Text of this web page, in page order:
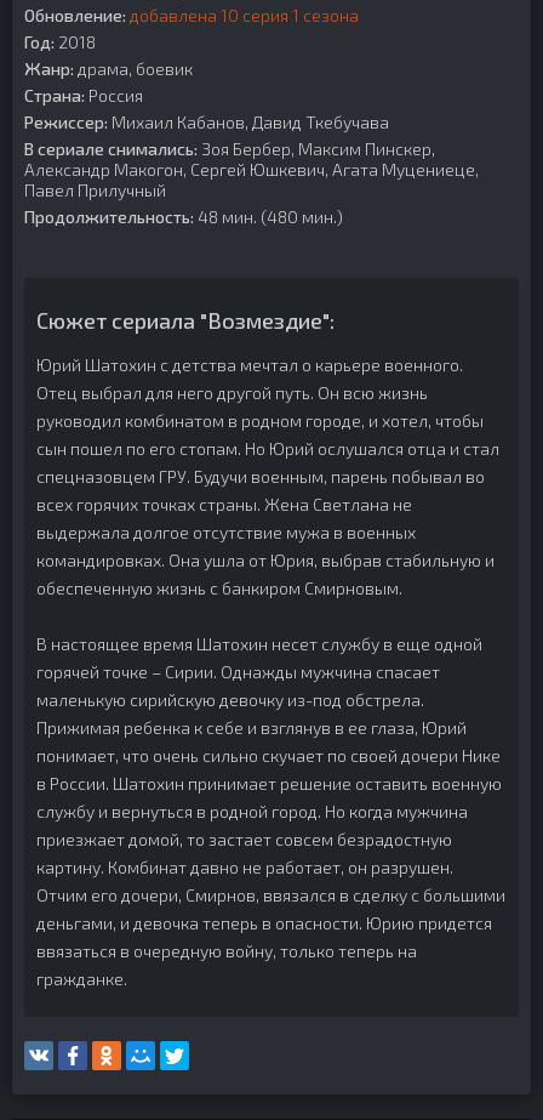
Обновление: добавлена 10 серия 1 сезона
Год: 2018
Жанр: драма, боевик
Страна: Россия
Режиссер: Михаил Кабанов, Давид Ткебучава
В сериале снимались: Зоя Бербер, Максим Пинскер,
Александр Макогон, Сергей Юшкевич, Агата Муцениеце,
Павел Прилучный
Продолжительность: 48 мин. (480 мин.)
Сюжет сериала "Возмездие":
Юрий Шатохин с детства мечтал о карьере военного.
Отец выбрал для него другой путь. Он всю жизнь
руководил комбинатом в родном городе, и хотел, чтобы
сын пошел по его стопам. Но Юрий ослушался отца и стал
спецназовцем ГРУ. Будучи военным, парень побывал во
всех горячих точках страны. Жена Светлана не
выдержала долгое отсутствие мужа в военных
командировках. Она ушла от Юрия, выбрав стабильную и
обеспеченную жизнь с банкиром Смирновым.
В настоящее время Шатохин несет службу в еще одной
горячей точке – Сирии. Однажды мужчина спасает
маленькую сирийскую девочку из-под обстрела.
Прижимая ребенка к себе и взглянув в ее глаза, Юрий
понимает, что очень сильно скучает по своей дочери Нике
в России. Шатохин принимает решение оставить военную
службу и вернуться в родной город. Но когда мужчина
приезжает домой, то застает совсем безрадостную
картину. Комбинат давно не работает, он разрушен.
Отчим его дочери, Смирнов, ввязался в сделку с большими
деньгами, и девочка теперь в опасности. Юрию придется
ввязаться в очередную войну, только теперь на
гражданке.